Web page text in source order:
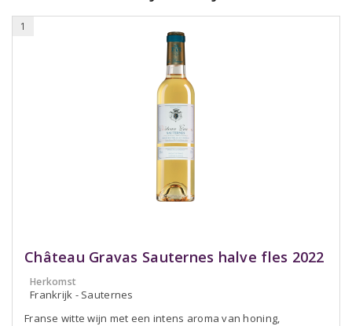
1
Château Gravas Sauternes halve fles 2022
Herkomst
Frankrijk - Sauternes
Franse witte wijn met een intens aroma van honing,